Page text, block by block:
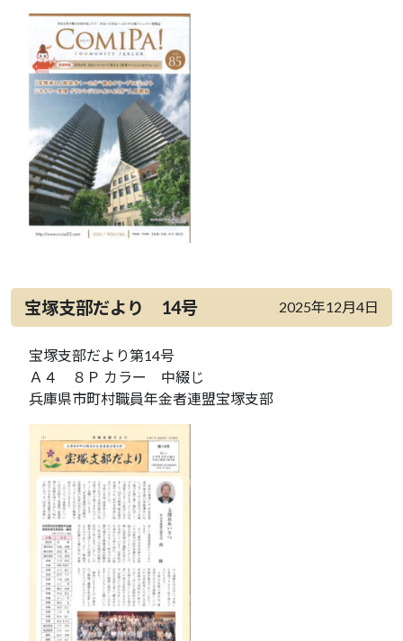
宝塚支部だより 14号 2025年12月4日
宝塚支部だより第14号
Ａ４ ８Ｐ カラー 中綴じ
兵庫県市町村職員年金者連盟宝塚支部